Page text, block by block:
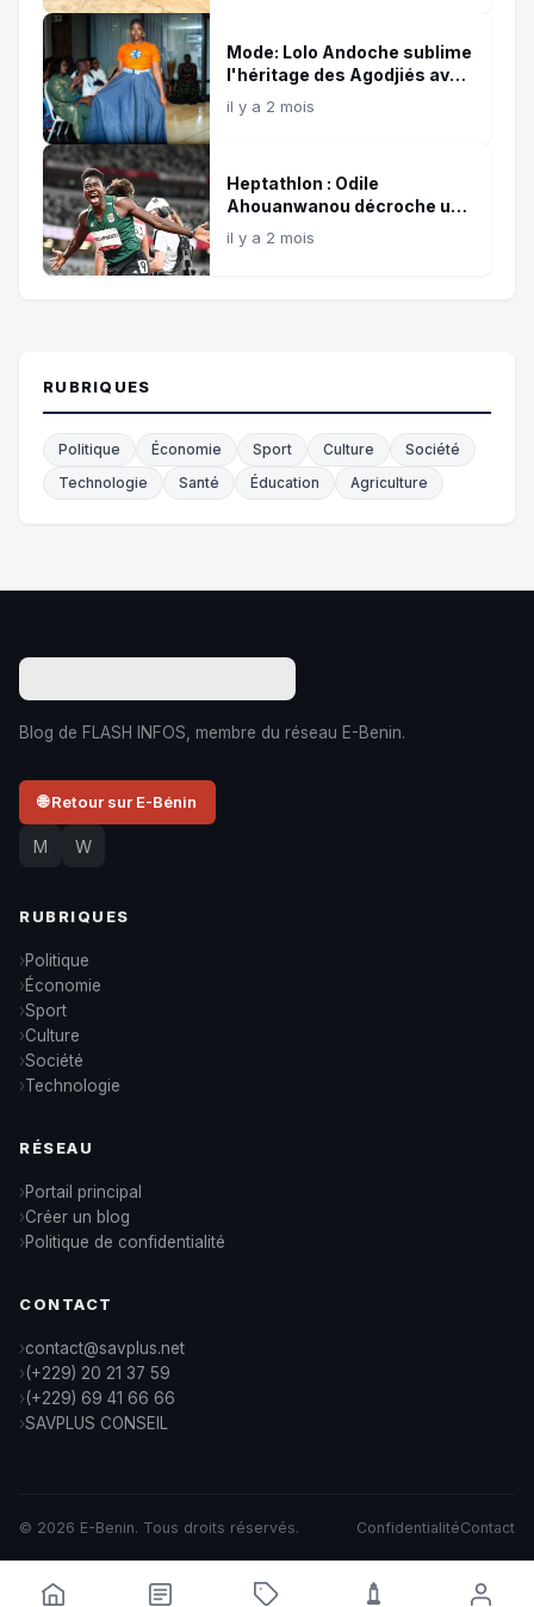
Mode: Lolo Andoche sublime
l'héritage des Agodjiés avec
la collection ''Agodjiés by
Lolo''
il y a 2 mois
Heptathlon : Odile
Ahouanwanou décroche un
quatrième or et bat le record
africain
il y a 2 mois
RUBRIQUES
Politique Économie Sport Culture
Société
Technologie
Santé Éducation Agriculture
Blog de FLASH INFOS, membre du réseau E-Benin.
🌐 Retour sur E-Bénin
M W
RUBRIQUES
Politique
Économie
Sport
Culture
Société
Technologie
RÉSEAU
Portail principal
Créer un blog
Politique de confidentialité
CONTACT
contact@savplus.net
(+229) 20 21 37 59
(+229) 69 41 66 66
SAVPLUS CONSEIL
© 2026 E-Benin. Tous droits réservés. ConfidentialitéContact